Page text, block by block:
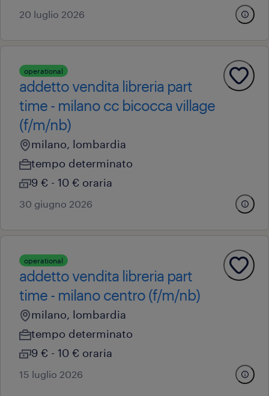
20 luglio 2026
operational
addetto vendita libreria part
time - milano cc bicocca village
(f/m/nb)
milano, lombardia
tempo determinato
9 € - 10 € oraria
30 giugno 2026
operational
addetto vendita libreria part
time - milano centro (f/m/nb)
milano, lombardia
tempo determinato
9 € - 10 € oraria
15 luglio 2026